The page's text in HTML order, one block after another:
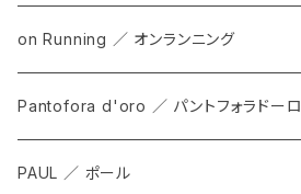
on Running ／ オンランニング
ALL
SHOES
Pantofora d'oro ／ パントフォラドーロ
PAUL ／ ポール